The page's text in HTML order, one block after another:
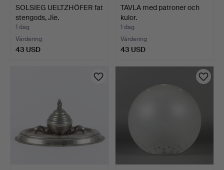
SOLSIEG UELTZHÖFER fat
stengods, Jie.
1 dag
Värdering
43 USD
TAVLA med patroner och
kulor.
1 dag
Värdering
43 USD